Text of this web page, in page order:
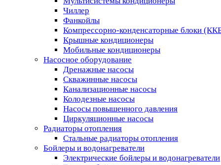
Чиллер
Фанкойлы
Компрессорно-конденсаторные блоки
Крышные кондиционеры
Мобильные кондиционеры
Насосное оборудование
Дренажные насосы
Скважинные насосы
Канализационные насосы
Колодезные насосы
Насосы повышенного давления
Циркуляционные насосы
Радиаторы отопления
Стальные радиаторы отопления
Бойлеры и водонагреватели
Электрические бойлеры и водонагреватели